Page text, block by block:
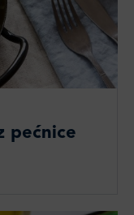
pećnice